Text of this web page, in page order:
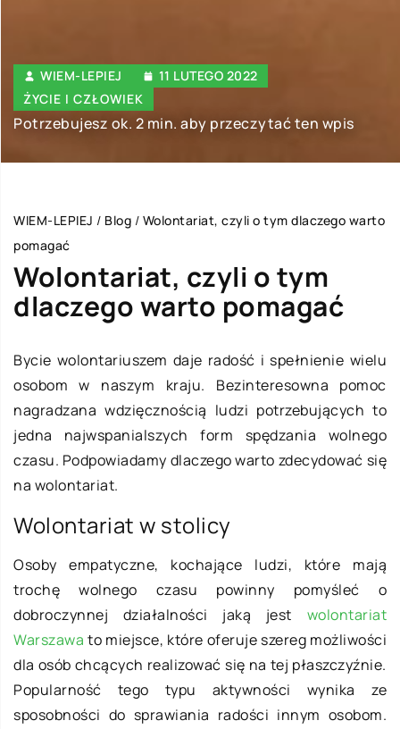
WIEM-LEPIEJ
11 LUTEGO 2022
ŻYCIE I CZŁOWIEK
Potrzebujesz ok. 2 min. aby przeczytać ten wpis
WIEM-LEPIEJ / Blog / Wolontariat, czyli o tym dlaczego warto
pomagać
Wolontariat, czyli o tym
dlaczego warto pomagać
Bycie wolontariuszem daje radość i spełnienie wielu
osobom w naszym kraju. Bezinteresowna pomoc
nagradzana wdzięcznością ludzi potrzebujących to
jedna najwspanialszych form spędzania wolnego
czasu. Podpowiadamy dlaczego warto zdecydować się
na wolontariat.
Wolontariat w stolicy
Osoby empatyczne, kochające ludzi, które mają
trochę wolnego czasu powinny pomyśleć o
dobroczynnej działalności jaką jest wolontariat
Warszawa to miejsce, które oferuje szereg możliwości
dla osób chcących realizować się na tej płaszczyźnie.
Popularność tego typu aktywności wynika ze
sposobności do sprawiania radości innym osobom.